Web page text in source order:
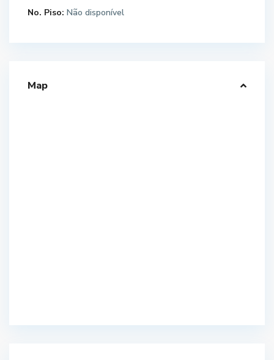
No. Piso: Não disponível
Map